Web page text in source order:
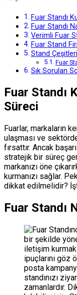
Fuar Standı
Fuar Standı
Verimli Fuar
Fuar Stand
Stand
Fuar
Sık Sorulan
Fuar Standı
Süreci
Fuarlar, markaların
ulaşması ve
fırsattır. Ancak
stratejik bir süreç
markanızı öne
kurmanızı sağlar.
dikkat edilmelidir?
Fuar Standı